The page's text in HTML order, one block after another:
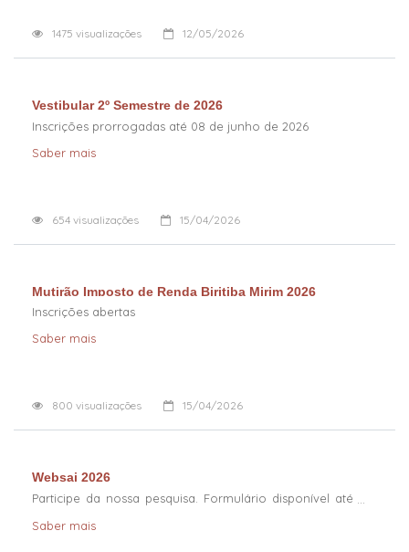
1475 visualizações 12/05/2026
Vestibular 2º Semestre de 2026
Inscrições prorrogadas até 08 de junho de 2026
Saber mais
654 visualizações 15/04/2026
Mutirão Imposto de Renda Biritiba Mirim 2026
Inscrições abertas
Saber mais
800 visualizações 15/04/2026
Websai 2026
Participe da nossa pesquisa. Formulário disponível até
Saber mais